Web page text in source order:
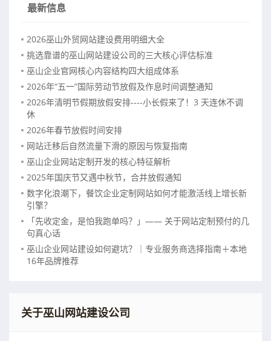
最新信息
2026巫山外贸网站建设费用明细大全
挑选靠谱的巫山网站建设公司的三大核心评估标准
巫山企业官网核心内容结构四大组成体系
2026年“五一”国际劳动节放假及作息时间调整通知
2026年清明节假期放假安排----小长假来了！3 天连休不调
休
2026年春节放假时间安排
网站迁移后自然流量下滑的原因与恢复指南
巫山企业网站定制开发的核心特征解析
2025年国庆节又遇中秋节，合并放假通知
数字化浪潮下，餐饮企业定制网站如何才能激活线上增长新
引擎？
「先收定金，是怕我跑单吗？」—— 关于网站定制预付的几
句真心话
巫山企业网站建设如何避坑？｜专业服务商选择指南＋本地
16年品牌推荐
关于巫山网站建设公司